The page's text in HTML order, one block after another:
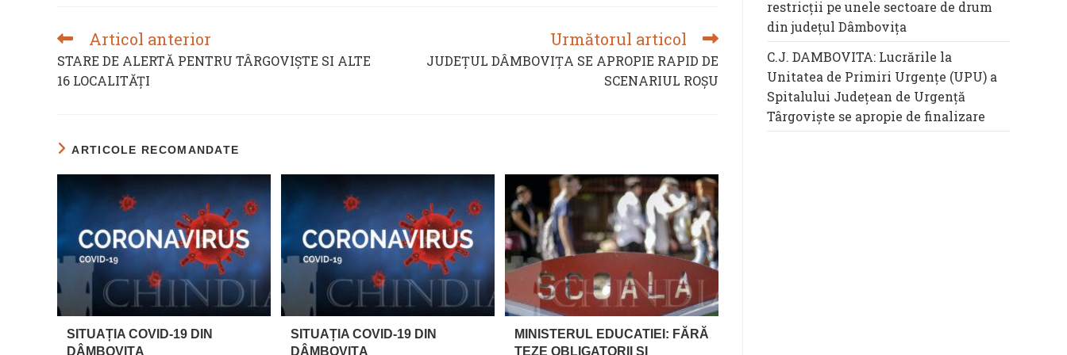
READ
ARTICLES
Articol anterior
STARE DE ALERTĂ PENTRU TÂRGOVIȘTE SI ALTE
16 LOCALITĂȚI
Următorul articol
JUDEȚUL DÂMBOVIȚA SE APROPIE RAPID DE
SCENARIUL ROȘU
ARTICOLE RECOMANDATE
SITUAȚIA COVID-19 DIN
DÂMBOVIȚA
SITUAȚIA COVID-19 DIN
DÂMBOVIȚA
MINISTERUL EDUCATIEI: FĂRĂ
TEZE OBLIGATORII ȘI
restricții pe unele sectoare de drum
din județul Dâmbovița
C.J. DAMBOVITA: Lucrările la
Unitatea de Primiri Urgențe (UPU) a
Spitalului Județean de Urgență
Târgoviște se apropie de finalizare